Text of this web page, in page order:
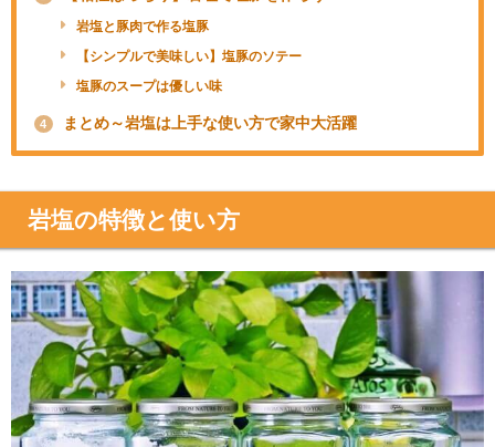
岩塩と豚肉で作る塩豚
【シンプルで美味しい】塩豚のソテー
塩豚のスープは優しい味
4 まとめ～岩塩は上手な使い方で家中大活躍
岩塩の特徴と使い方